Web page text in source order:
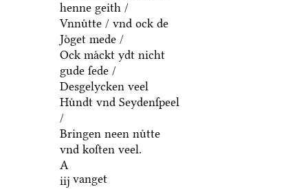
henne geith /
Vnnuͤtte / vnd ock de
Joͤget mede /
Ock maͤckt ydt nicht
gude ſede /
Desgelycken veel
Huͤndt vnd Seydenſpeel
/
Bringen neen nuͤtte
vnd koſten veel.
A
iij vanget